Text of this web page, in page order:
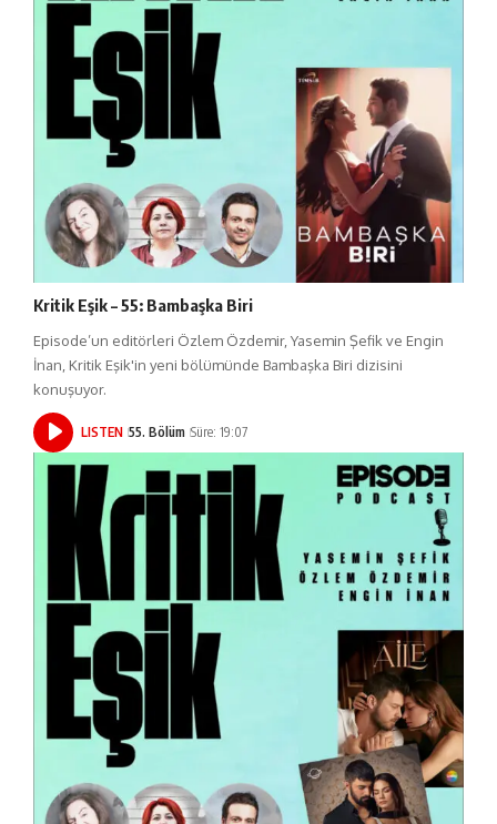
Kritik Eşik – 55: Bambaşka Biri
Episode’un editörleri Özlem Özdemir, Yasemin Şefik ve Engin
İnan, Kritik Eşik'in yeni bölümünde Bambaşka Biri dizisini
konuşuyor.
LISTEN 55. Bölüm Süre: 19:07